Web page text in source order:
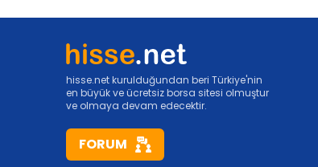
hisse.net kurulduğundan beri Türkiye'nin
en büyük ve ücretsiz borsa sitesi olmuştur
ve olmaya devam edecektir.
FORUM